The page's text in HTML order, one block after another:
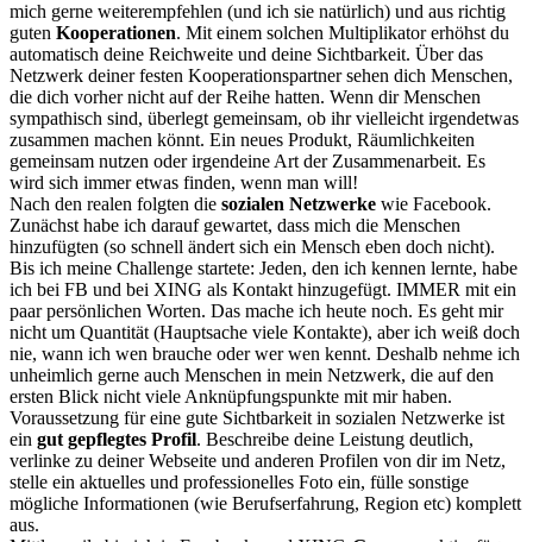
mich gerne weiterempfehlen (und ich sie natürlich) und aus richtig
guten Kooperationen. Mit einem solchen Multiplikator erhöhst du
automatisch deine Reichweite und deine Sichtbarkeit. Über das
Netzwerk deiner festen Kooperationspartner sehen dich Menschen,
die dich vorher nicht auf der Reihe hatten. Wenn dir Menschen
sympathisch sind, überlegt gemeinsam, ob ihr vielleicht irgendetwas
zusammen machen könnt. Ein neues Produkt, Räumlichkeiten
gemeinsam nutzen oder irgendeine Art der Zusammenarbeit. Es
wird sich immer etwas finden, wenn man will!
Nach den realen folgten die sozialen Netzwerke wie Facebook.
Zunächst habe ich darauf gewartet, dass mich die Menschen
hinzufügten (so schnell ändert sich ein Mensch eben doch nicht).
Bis ich meine Challenge startete: Jeden, den ich kennen lernte, habe
ich bei FB und bei XING als Kontakt hinzugefügt. IMMER mit ein
paar persönlichen Worten. Das mache ich heute noch. Es geht mir
nicht um Quantität (Hauptsache viele Kontakte), aber ich weiß doch
nie, wann ich wen brauche oder wer wen kennt. Deshalb nehme ich
unheimlich gerne auch Menschen in mein Netzwerk, die auf den
ersten Blick nicht viele Anknüpfungspunkte mit mir haben.
Voraussetzung für eine gute Sichtbarkeit in sozialen Netzwerke ist
ein gut gepflegtes Profil. Beschreibe deine Leistung deutlich,
verlinke zu deiner Webseite und anderen Profilen von dir im Netz,
stelle ein aktuelles und professionelles Foto ein, fülle sonstige
mögliche Informationen (wie Berufserfahrung, Region etc) komplett
aus.